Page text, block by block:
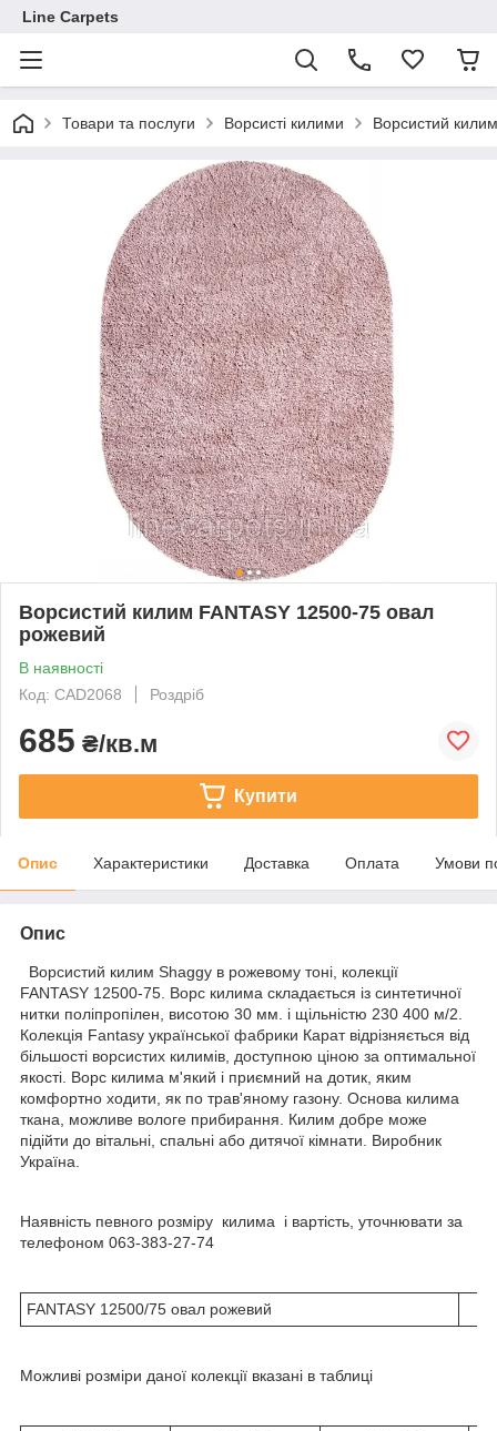
Line Carpets
Товари та послуги Ворсисті килими Ворсистий
Ворсистий килим FANTASY 12500-75 овал
рожевий
В наявності
Код: СAD2068
Роздріб
685 ₴/кв.м
Купити
Опис Характеристики Доставка Оплата Умови
Опис
Ворсистий килим Shaggy в рожевому тоні, колекції
FANTASY 12500-75. Ворс килима складається із синтетичної
нитки поліпропілен, висотою 30 мм. і щільністю 230 400 м/2.
Колекція Fantasy української фабрики Карат відрізняється від
більшості ворсистих килимів, доступною ціною за оптимальної
якості. Ворс килима м'який і приємний на дотик, яким
комфортно ходити, як по трав'яному газону. Основа килима
ткана, можливе вологе прибирання. Килим добре може
підійти до вітальні, спальні або дитячої кімнати. Виробник
Україна.
Наявність певного розміру килима і вартість, уточнювати за
телефоном 063-383-27-74
FANTASY 12500/75 овал рожевий
Можливі розміри даної колекції вказані в таблиці